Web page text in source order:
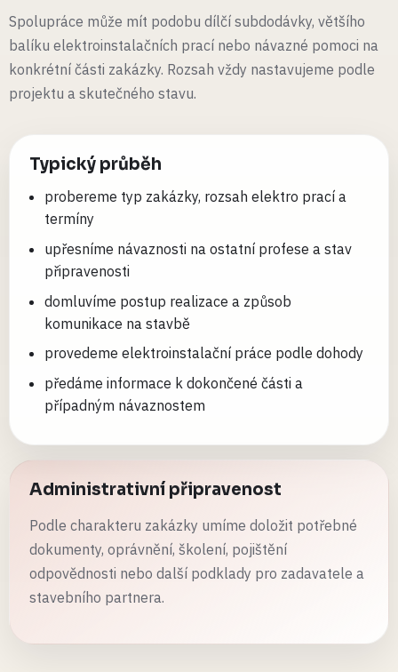
Spolupráce může mít podobu dílčí subdodávky, většího
balíku elektroinstalačních prací nebo návazné pomoci na
konkrétní části zakázky. Rozsah vždy nastavujeme podle
projektu a skutečného stavu.
Typický průběh
probereme typ zakázky, rozsah elektro prací a
termíny
upřesníme návaznosti na ostatní profese a stav
připravenosti
domluvíme postup realizace a způsob
komunikace na stavbě
provedeme elektroinstalační práce podle dohody
předáme informace k dokončené části a
případným návaznostem
Administrativní připravenost
Podle charakteru zakázky umíme doložit potřebné
dokumenty, oprávnění, školení, pojištění
odpovědnosti nebo další podklady pro zadavatele a
stavebního partnera.